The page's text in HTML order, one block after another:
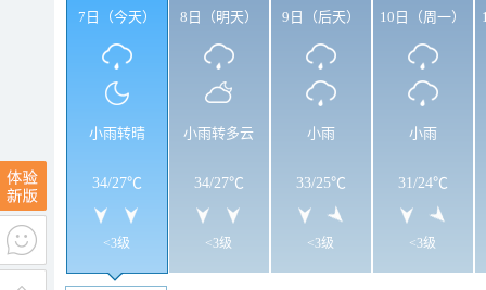
7日（今天）
小雨转晴
34/27℃
<3级
8日（明天）
小雨转多云
34/27℃
<3级
9日（后天）
小雨
33/25℃
<3级
10日（周一）
小雨
31/24℃
<3级